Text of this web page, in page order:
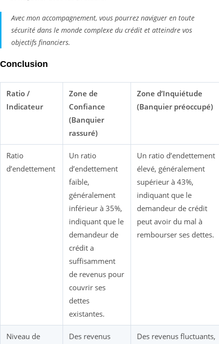
Avec mon accompagnement, vous pourrez naviguer en toute
sécurité dans le monde complexe du crédit et atteindre vos
objectifs financiers.
Conclusion
Ratio /
Indicateur
Zone de
Confiance
(Banquier
rassuré)
Zone d’Inquiétude
(Banquier préoccupé)
Ratio
d’endettement
Un ratio
d’endettement
faible,
généralement
inférieur à 35%,
indiquant que le
demandeur de
crédit a
suffisamment
de revenus pour
couvrir ses
dettes
existantes.
Un ratio d’endettement
élevé, généralement
supérieur à 43%,
indiquant que le
demandeur de crédit
peut avoir du mal à
rembourser ses dettes.
Niveau de
Des revenus
Des revenus fluctuants,